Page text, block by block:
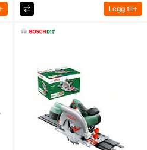
Legg til